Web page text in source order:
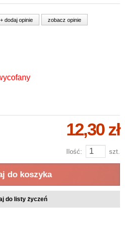
+ dodaj opinie zobacz opinie
12,30 zł
Ilość: szt.
do koszyka
do listy życzeń